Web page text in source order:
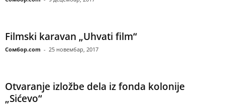
Filmski karavan „Uhvati film“
Сомбор.com - 25 новембар, 2017
Otvaranje izložbe dela iz fonda kolonije
„Sićevo“